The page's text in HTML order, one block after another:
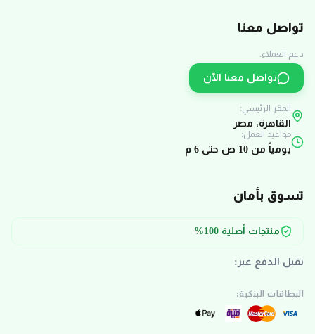
تواصل معنا
دعم العملاء:
تواصل معنا الآن
المقر الرئيسي:
القاهرة، مصر
مواعيد العمل:
يومياً من 10 ص حتى 6 م
تسوق بأمان
منتجات أصلية 100%
نقبل الدفع عبر:
البطاقات البنكية: